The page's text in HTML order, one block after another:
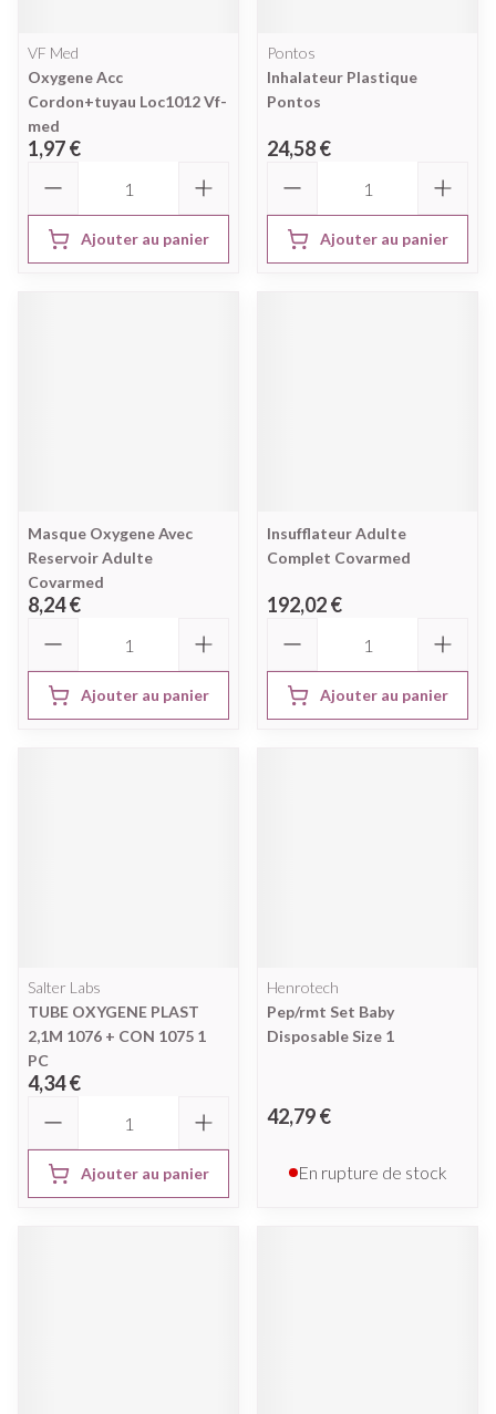
VF Med
Oxygene Acc
Cordon+tuyau Loc1012 Vf-
med
1,97 €
Ajouter au panier
Pontos
Inhalateur Plastique
Pontos
24,58 €
Ajouter au panier
Masque Oxygene Avec
Reservoir Adulte
Covarmed
8,24 €
Ajouter au panier
Insufflateur Adulte
Complet Covarmed
192,02 €
Ajouter au panier
Salter Labs
TUBE OXYGENE PLAST
2,1M 1076 + CON 1075 1
PC
4,34 €
Ajouter au panier
Henrotech
Pep/rmt Set Baby
Disposable Size 1
42,79 €
En rupture de stock